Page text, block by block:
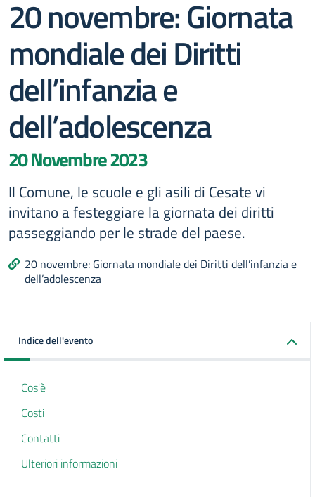
20 novembre: Giornata
mondiale dei Diritti
dell’infanzia e
dell’adolescenza
20 Novembre 2023
Il Comune, le scuole e gli asili di Cesate vi
invitano a festeggiare la giornata dei diritti
passeggiando per le strade del paese.
20 novembre: Giornata mondiale dei Diritti dell’infanzia e
dell’adolescenza
Indice dell'evento
Cos'è
Costi
Contatti
Ulteriori informazioni